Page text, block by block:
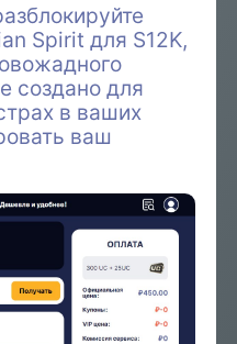
Spirit для S12K,
создано для
в ваших
ваш